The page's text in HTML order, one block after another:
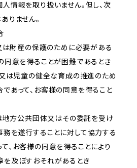
情報を取り扱いません。但し、次
りません。
は財産の保護のために必要がある
同意を得ることが困難であるとき
又は児童の健全な育成の推進のため
あって、お客様の同意を得ること
地方公共団体又はその委託を受け
を遂行することに対して協力する
、お客様の同意を得ることにより
及ぼすおそれがあるとき